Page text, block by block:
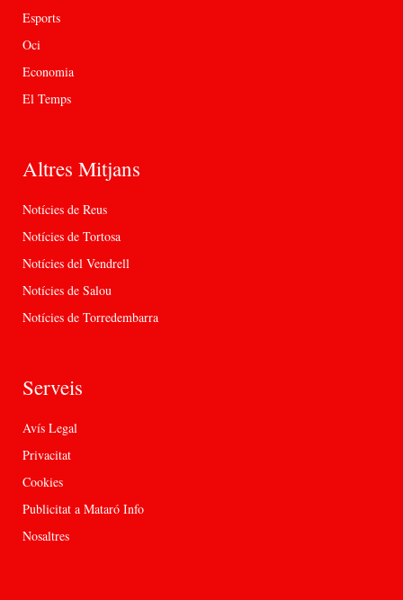
Esports
Oci
Economia
El Temps
Altres Mitjans
Notícies de Reus
Notícies de Tortosa
Notícies del Vendrell
Notícies de Salou
Notícies de Torredembarra
Serveis
Avís Legal
Privacitat
Cookies
Publicitat a Mataró Info
Nosaltres